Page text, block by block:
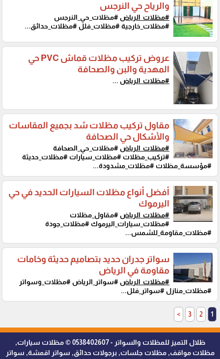
والرياح حي النرجس
#مظلات_الرياض #مظلات_حي_النرجس
#مظلات_خارجية #مظلات_فلل #مظلات_حدائق...
عروض تركيب مظلات قماش PVC حي
المهدية والبن والصحافة
#مظلات_الرياض ...
مقاول تركيب مظلات شد بجميع المقاسات
والأشكال حي الصحافة
#مظلات_الرياض #مظلات_حي_الصحافة
#تركيب_مظلات #مظلات_سيارات #مظلات_حديثة
#مؤسسة_مظلات #مظلات_مشدودة...
أفضل أنواع مظلات السيارات الحديد في حي
اليرموك
#مظلات_الرياض #مقاول_مظلات
#مظلات_سيارات_اليرموك #مظلات_جودة
#مظلات_مقاومة_للشمس...
سواتر جدران حديد بتصاميم حديثة وخامات
مقاومة في الرياض
#مظلات_الرياض #سواتر_الرياض #مظلات_وسواتر
#مظلات_منازل #سواتر_فلل...
1
2
3
>
ظلال التميز للمظلات والسواتر - 0538402607 © مظلات سيارات,
مظلات مواقف, مظلات جلسات, برجولات حدائق, سواتر اقمشة, سواتر